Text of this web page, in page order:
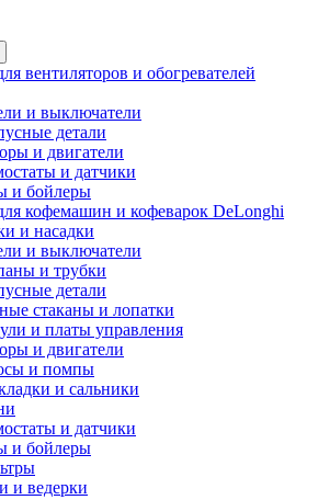
вентиляторов и обогревателей
и выключатели
детали
и двигатели
и датчики
и бойлеры
кофемашин и кофеварок DeLonghi
и насадки
и выключатели
и трубки
детали
стаканы и лопатки
и платы управления
и двигатели
и помпы
и сальники
и датчики
и бойлеры
и ведерки